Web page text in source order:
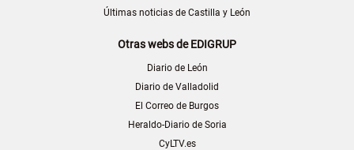
Últimas noticias de Castilla y León
Otras webs de EDIGRUP
Diario de León
Diario de Valladolid
El Correo de Burgos
Heraldo-Diario de Soria
CyLTV.es